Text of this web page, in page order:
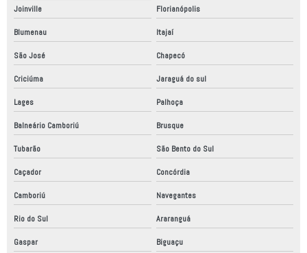
Joinville
Florianópolis
Blumenau Itajaí
São José Chapecó
Criciúma Jaraguá do sul
Lages Palhoça
Balneário Camboriú Brusque
Tubarão São Bento do Sul
Caçador Concórdia
Camboriú Navegantes
Rio do Sul Araranguá
Gaspar Biguaçu